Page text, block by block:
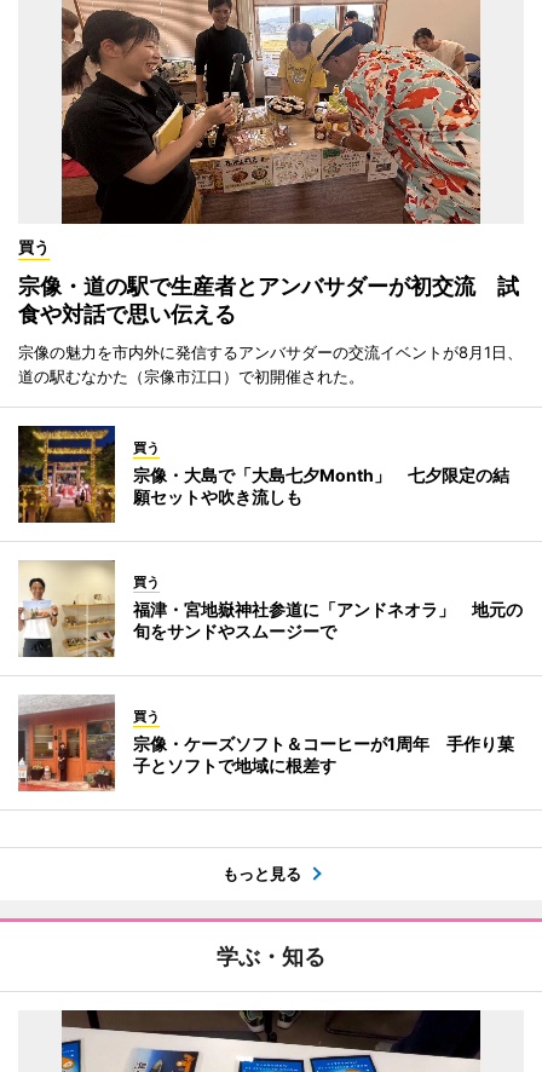
買う
宗像・道の駅で生産者とアンバサダーが初交流 試
食や対話で思い伝える
宗像の魅力を市内外に発信するアンバサダーの交流イベントが8月1日、
道の駅むなかた（宗像市江口）で初開催された。
買う
宗像・大島で「大島七夕Month」 七夕限定の結
願セットや吹き流しも
買う
福津・宮地嶽神社参道に「アンドネオラ」 地元の
旬をサンドやスムージーで
買う
宗像・ケーズソフト＆コーヒーが1周年 手作り菓
子とソフトで地域に根差す
もっと見る
学ぶ・知る